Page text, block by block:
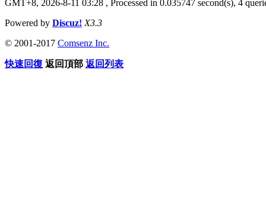
GMT+8, 2026-8-11 03:28 , Processed in 0.035747 second(s), 4
Powered by Discuz! X3.3
© 2001-2017 Comsenz Inc.
快速回復 返回頂部 返回列表